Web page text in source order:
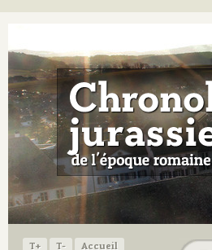
T+ T-
Accueil